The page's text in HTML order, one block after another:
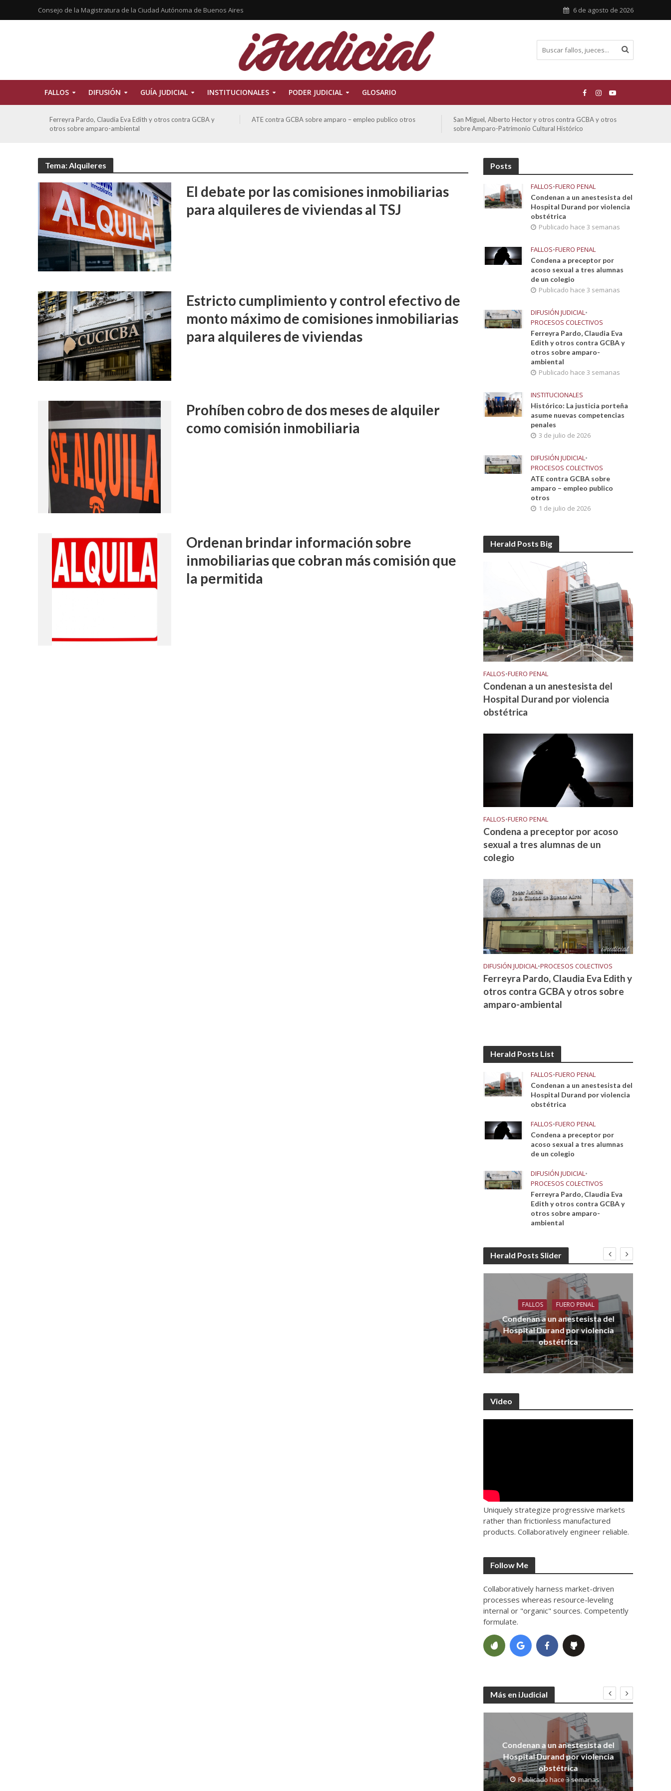
Consejo de la Magistratura de la Ciudad Autónoma de Buenos Aires 6 de agosto de 2026
FALLOS DIFUSIÓN GUÍA JUDICIAL INSTITUCIONALES PODER JUDICIAL GLOSARIO
Ferreyra Pardo, Claudia Eva Edith y otros contra GCBA y
otros sobre amparo-ambiental
ATE contra GCBA sobre amparo – empleo publico otros
San Miguel, Alberto Hector y otros contra GCBA y otros
sobre Amparo-Patrimonio Cultural Histórico
Tema: Alquileres
El debate por las comisiones inmobiliarias
para alquileres de viviendas al TSJ
Estricto cumplimiento y control efectivo de
monto máximo de comisiones inmobiliarias
para alquileres de viviendas
Prohíben cobro de dos meses de alquiler
como comisión inmobiliaria
Ordenan brindar información sobre
inmobiliarias que cobran más comisión que
la permitida
Posts
FALLOS•FUERO PENAL
Condenan a un anestesista del
Hospital Durand por violencia
obstétrica
Publicado hace 3 semanas
FALLOS•FUERO PENAL
Condena a preceptor por
acoso sexual a tres alumnas
de un colegio
Publicado hace 3 semanas
DIFUSIÓN JUDICIAL•
PROCESOS COLECTIVOS
Ferreyra Pardo, Claudia Eva
Edith y otros contra GCBA y
otros sobre amparo-
ambiental
Publicado hace 3 semanas
INSTITUCIONALES
Histórico: La justicia porteña
asume nuevas competencias
penales
3 de julio de 2026
DIFUSIÓN JUDICIAL•
PROCESOS COLECTIVOS
ATE contra GCBA sobre
amparo – empleo publico
otros
1 de julio de 2026
Herald Posts Big
FALLOS•FUERO PENAL
Condenan a un anestesista del
Hospital Durand por violencia
obstétrica
FALLOS•FUERO PENAL
Condena a preceptor por acoso
sexual a tres alumnas de un
colegio
DIFUSIÓN JUDICIAL•PROCESOS COLECTIVOS
Ferreyra Pardo, Claudia Eva Edith y
otros contra GCBA y otros sobre
amparo-ambiental
Herald Posts List
FALLOS•FUERO PENAL
Condenan a un anestesista del
Hospital Durand por violencia
obstétrica
FALLOS•FUERO PENAL
Condena a preceptor por
acoso sexual a tres alumnas
de un colegio
DIFUSIÓN JUDICIAL•
PROCESOS COLECTIVOS
Ferreyra Pardo, Claudia Eva
Edith y otros contra GCBA y
otros sobre amparo-
ambiental
Herald Posts Slider
FALLOS FUERO PENAL
Condenan a un anestesista del
Hospital Durand por violencia
obstétrica
Video
Uniquely strategize progressive markets
rather than frictionless manufactured
products. Collaboratively engineer reliable.
Follow Me
Collaboratively harness market-driven
processes whereas resource-leveling
internal or "organic" sources. Competently
formulate.
Más en iJudicial
Condenan a un anestesista del
Hospital Durand por violencia
obstétrica
Publicado hace 3 semanas